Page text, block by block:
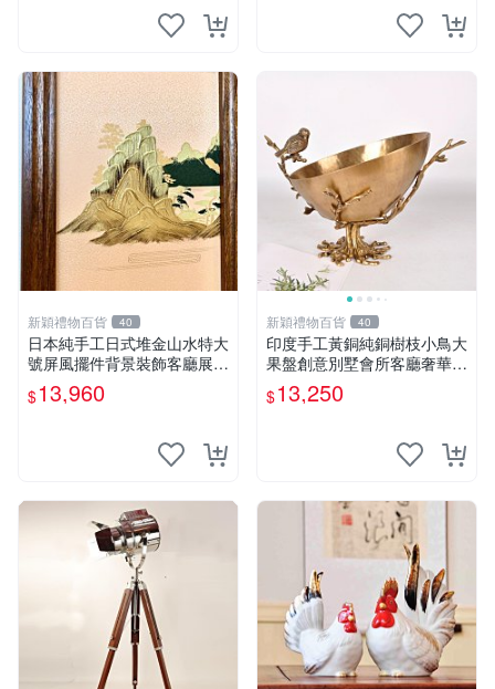
新穎禮物百貨 40
日本純手工日式堆金山水特大
號屏風擺件背景裝飾客廳展示
用
$13,960
新穎禮物百貨 40
印度手工黃銅純銅樹枝小鳥大
果盤創意別墅會所客廳奢華擺
件
$13,250